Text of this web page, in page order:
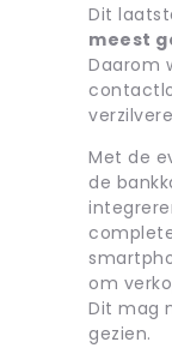
Dit
meest
Daarom
Met de
de
om
Dit mag
gezien.